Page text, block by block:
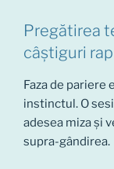
Pregătirea
câștiguri
Faza de
instinctul. O
adesea miza și
supra-gândirea.